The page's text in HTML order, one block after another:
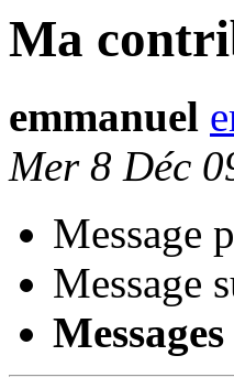
Ma
emmanuel
Mer 8 Déc
Message
Message